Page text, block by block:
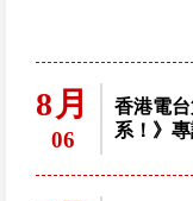
8月
06
香港電
系！》